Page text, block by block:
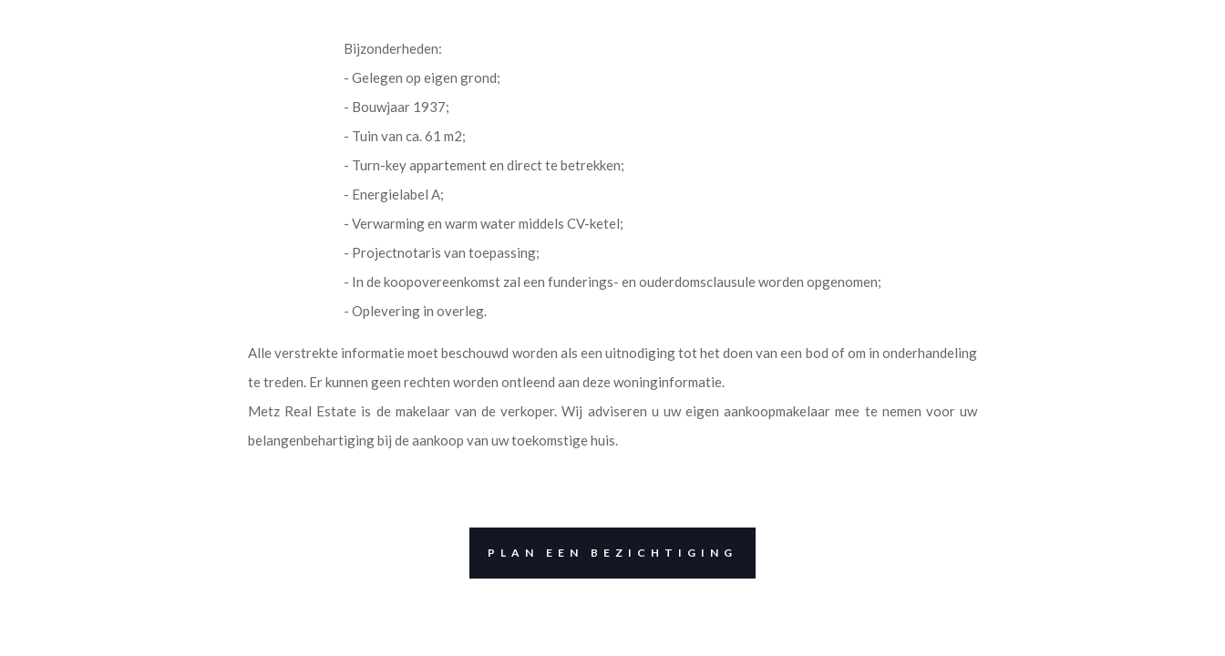
Bijzonderheden:
- Gelegen op eigen grond;
- Bouwjaar 1937;
- Tuin van ca. 61 m2;
- Turn-key appartement en direct te betrekken;
- Energielabel A;
- Verwarming en warm water middels CV-ketel;
- Projectnotaris van toepassing;
- In de koopovereenkomst zal een funderings- en ouderdomsclausule worden opgenomen;
- Oplevering in overleg.
Alle verstrekte informatie moet beschouwd worden als een uitnodiging tot het doen van een bod of om in onderhandeling
te treden. Er kunnen geen rechten worden ontleend aan deze woninginformatie.
Metz Real Estate is de makelaar van de verkoper. Wij adviseren u uw eigen aankoopmakelaar mee te nemen voor uw
belangenbehartiging bij de aankoop van uw toekomstige huis.
PLAN EEN BEZICHTIGING